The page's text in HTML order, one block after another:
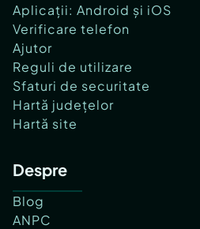
Aplicații: Android și iOS
Verificare telefon
Ajutor
Reguli de utilizare
Sfaturi de securitate
Hartă județelor
Hartă site
Despre
Blog
ANPC